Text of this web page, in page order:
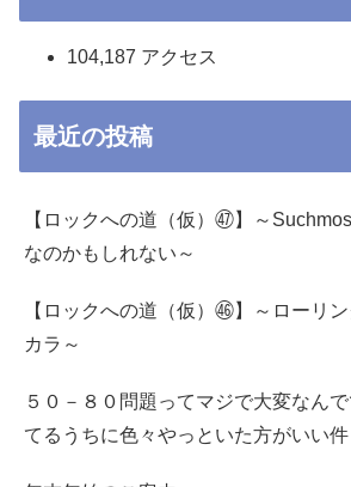
104,187 アクセス
最近の投稿
【ロックへの道（仮）㊼】～
なのかもしれない～
【ロックへの道（仮）㊻】～ローリ
カラ～
５０－８０問題ってマジで大変なん
てるうちに色々やっといた方がいい件